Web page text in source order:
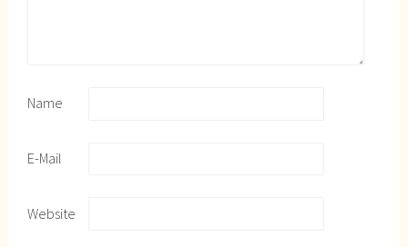
Name
E-Mail
Website